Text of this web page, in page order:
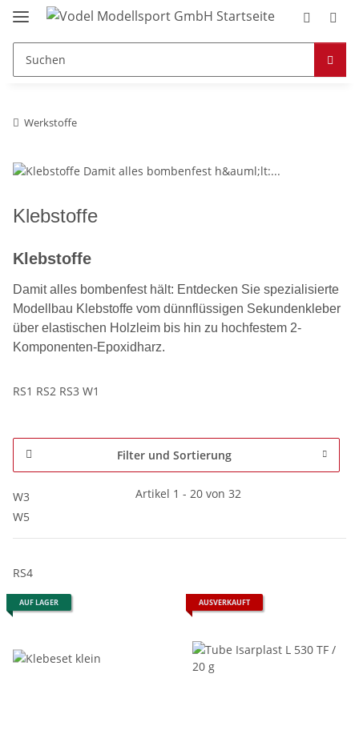
Werkstoffe
Klebstoffe
Klebstoffe
Damit alles bombenfest hält: Entdecken Sie spezialisierte
Modellbau Klebstoffe vom dünnflüssigen Sekundenkleber
über elastischen Holzleim bis hin zu hochfestem 2-
Komponenten-Epoxidharz.
RS1 RS2 RS3 W1
Filter und Sortierung
W3
Artikel 1 - 20 von 32
W5
RS4
AUF LAGER AUSVERKAUFT